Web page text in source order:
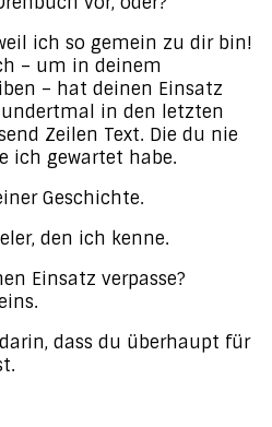
ich so gemein zu dir bin!
– um in deinem
– hat deinen Einsatz
in den letzten
Zeilen Text. Die du nie
ich gewartet habe.
Geschichte.
den ich kenne.
Einsatz verpasse?
dass du überhaupt für